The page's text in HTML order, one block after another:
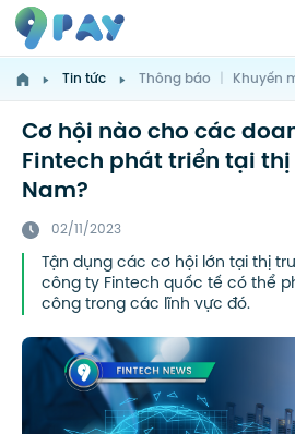
Tin tức Thông báo | Khuyến
Cơ hội nào cho các
Fintech phát triển tại
Nam?
02/11/2023
Tận dụng các cơ hội lớn tại thị
công ty Fintech quốc tế có thể
công trong các lĩnh vực đó.